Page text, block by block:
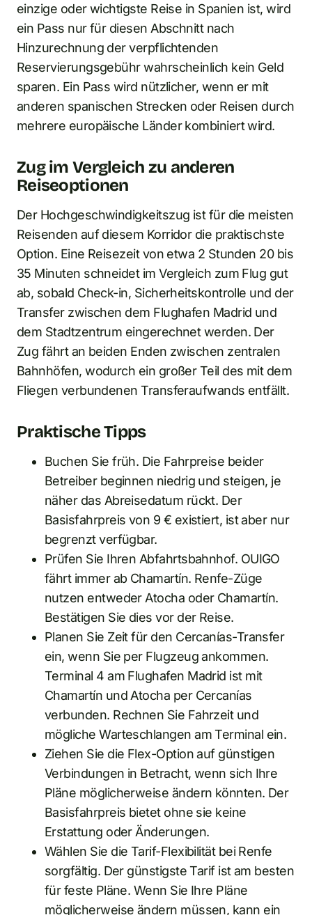
einzige oder wichtigste Reise in Spanien ist, wird
ein Pass nur für diesen Abschnitt nach
Hinzurechnung der verpflichtenden
Reservierungsgebühr wahrscheinlich kein Geld
sparen. Ein Pass wird nützlicher, wenn er mit
anderen spanischen Strecken oder Reisen durch
mehrere europäische Länder kombiniert wird.
Zug im Vergleich zu anderen
Reiseoptionen
Der Hochgeschwindigkeitszug ist für die meisten
Reisenden auf diesem Korridor die praktischste
Option. Eine Reisezeit von etwa 2 Stunden 20 bis
35 Minuten schneidet im Vergleich zum Flug gut
ab, sobald Check-in, Sicherheitskontrolle und der
Transfer zwischen dem Flughafen Madrid und
dem Stadtzentrum eingerechnet werden. Der
Zug fährt an beiden Enden zwischen zentralen
Bahnhöfen, wodurch ein großer Teil des mit dem
Fliegen verbundenen Transferaufwands entfällt.
Praktische Tipps
Buchen Sie früh. Die Fahrpreise beider
Betreiber beginnen niedrig und steigen, je
näher das Abreisedatum rückt. Der
Basisfahrpreis von 9 € existiert, ist aber nur
begrenzt verfügbar.
Prüfen Sie Ihren Abfahrtsbahnhof. OUIGO
fährt immer ab Chamartín. Renfe-Züge
nutzen entweder Atocha oder Chamartín.
Bestätigen Sie dies vor der Reise.
Planen Sie Zeit für den Cercanías-Transfer
ein, wenn Sie per Flugzeug ankommen.
Terminal 4 am Flughafen Madrid ist mit
Chamartín und Atocha per Cercanías
verbunden. Rechnen Sie Fahrzeit und
mögliche Warteschlangen am Terminal ein.
Ziehen Sie die Flex-Option auf günstigen
Verbindungen in Betracht, wenn sich Ihre
Pläne möglicherweise ändern könnten. Der
Basisfahrpreis bietet ohne sie keine
Erstattung oder Änderungen.
Wählen Sie die Tarif-Flexibilität bei Renfe
sorgfältig. Der günstigste Tarif ist am besten
für feste Pläne. Wenn Sie Ihre Pläne
möglicherweise ändern müssen, kann ein